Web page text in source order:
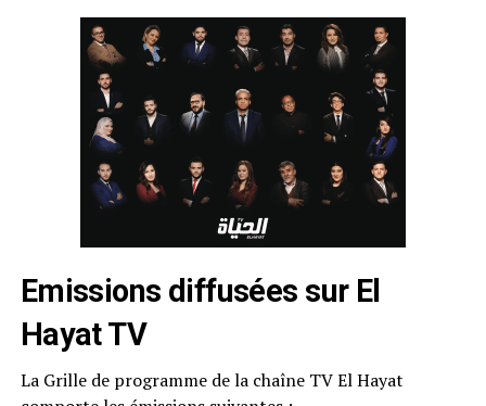
Emissions diffusées sur El
Hayat TV
La Grille de programme de la chaîne TV El Hayat